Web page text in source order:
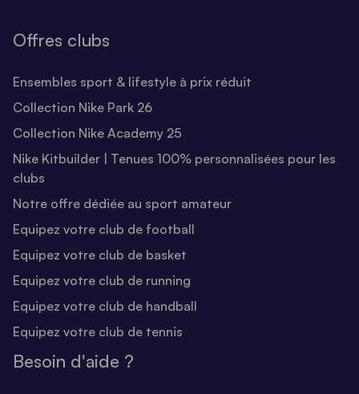
Offres clubs
Ensembles sport & lifestyle à prix réduit
Collection Nike Park 26
Collection Nike Academy 25
Nike Kitbuilder | Tenues 100% personnalisées pour les
clubs
Notre offre dédiée au sport amateur
Equipez votre club de football
Equipez votre club de basket
Equipez votre club de running
Equipez votre club de handball
Equipez votre club de tennis
Besoin d'aide ?